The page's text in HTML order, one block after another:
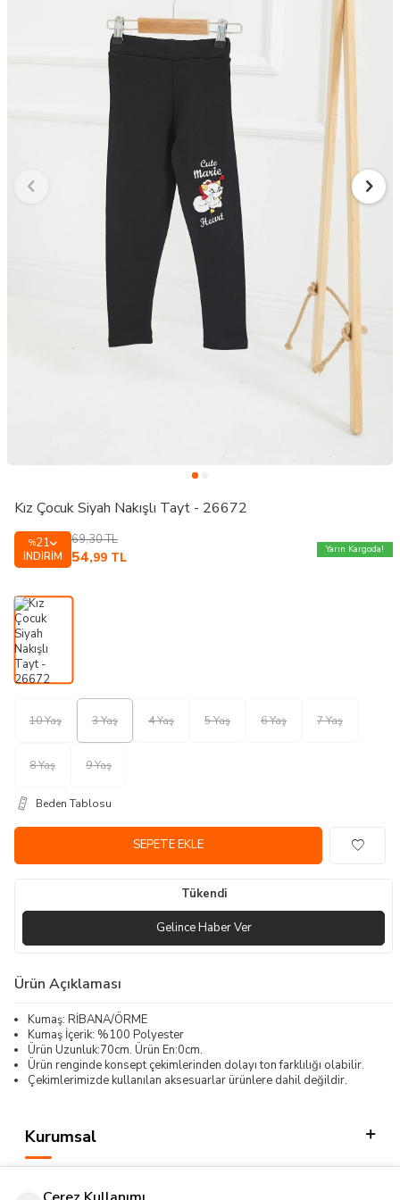
Kız Çocuk Siyah Nakışlı Tayt - 26672
%21
İNDIRIM
69,30TL
54,99 TL
Yarın Kargoda!
10 Yaş 3 Yaş 4 Yaş 5 Yaş 6 Yaş 7 Yaş
8 Yaş 9 Yaş
Beden Tablosu
SEPETE EKLE
Tükendi
Gelince Haber Ver
Ürün Açıklaması
Kumaş: RİBANA/ÖRME
Kumaş İçerik: %100 Polyester
Ürün Uzunluk:70cm. Ürün En:0cm.
Ürün renginde konsept çekimlerinden dolayı ton farklılığı olabilir.
Çekimlerimizde kullanılan aksesuarlar ürünlere dahil değildir.
Kurumsal